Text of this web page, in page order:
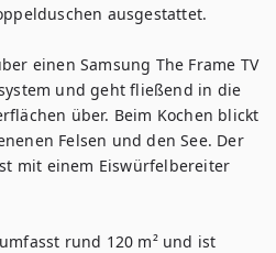
ausgestattet.
einen Samsung The Frame TV
und geht fließend in die
über. Beim Kochen blickt
Felsen und den See. Der
mit einem Eiswürfelbereiter
rund 120 m² und ist